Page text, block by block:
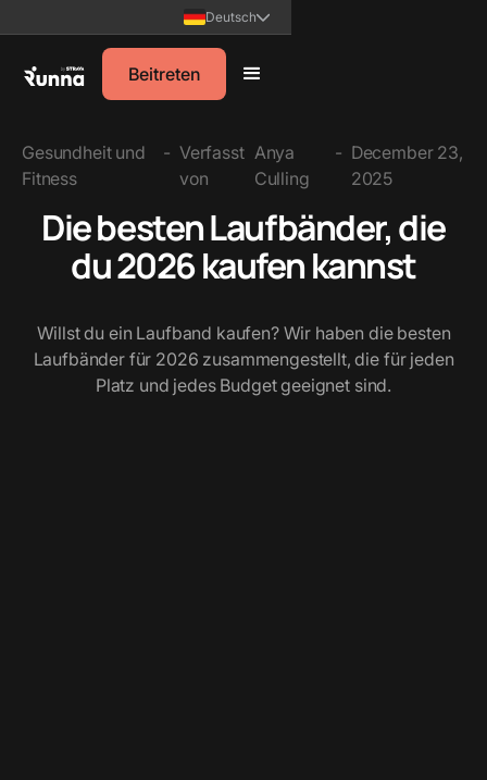
Deutsch
Beitreten
Gesundheit und
Fitness
- Verfasst
von
Anya
Culling
- December 23,
2025
Die besten Laufbänder, die
du 2026 kaufen kannst
Willst du ein Laufband kaufen? Wir haben die besten
Laufbänder für 2026 zusammengestellt, die für jeden
Platz und jedes Budget geeignet sind.